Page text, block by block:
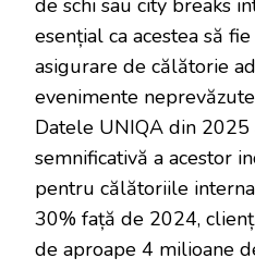
de schi sau city breaks
esențial ca acestea să
asigurare de călătorie
evenimente
Datele UNIQA din
semnificativă a acestor
pentru călătoriile
30% față de 2024,
de aproape 4 milioane